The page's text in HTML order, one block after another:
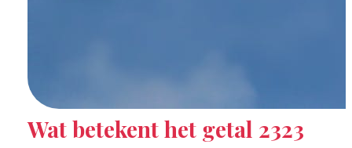
Wat betekent het getal 2323